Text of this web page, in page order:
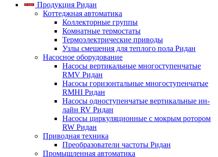
Продукция Ридан
Коттеджная автоматика
Коллекторные группы
Комнатные термостаты
Термоэлектрические приводы
Узлы смешения для теплого пола Ридан
Насосное оборудование
Насосы вертикальные многоступенчатые
RMV Ридан
Насосы горизонтальные многоступенчатые
RMHI Ридан
Насосы одноступенчатые вертикальные ин-
лайн RV Ридан
Насосы циркуляционные с мокрым ротором
RW Ридан
Приводная техника
Преобразователи частоты Ридан
Промышленная автоматика